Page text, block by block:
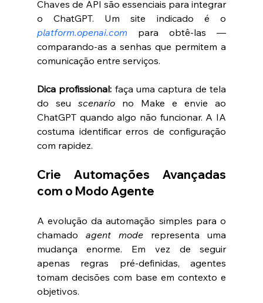
Chaves de API são essenciais para integrar
platform.openai.com para obtê-las —
comparando-as a senhas que permitem a
comunicação entre serviços.
Dica profissional: faça uma captura de tela
do seu scenario no Make e envie ao
ChatGPT quando algo não funcionar. A IA
costuma identificar erros de configuração
com rapidez.
Crie Automações Avançadas
com o Modo Agente
A evolução da automação simples para o
chamado agent mode representa uma
mudança enorme. Em vez de seguir
apenas regras pré-definidas, agentes
tomam decisões com base em contexto e
objetivos.